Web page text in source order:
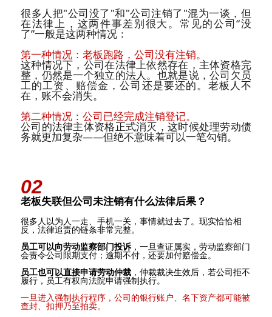
很多人把"公司没了"和"公司注销了"混为一谈，但
在法律上，这两件事差别很大。 常见的公司“没
了”一般是这两种情况：
第一种情况：老板跑路，公司没有注销。
这种情况下，公司在法律上依然存在，主体资格完
整，仍然是一个独立的法人。也就是说，公司欠员
工的工资、赔偿金，公司还是要还的。老板人不
在，账不会消失。
第二种情况：公司已经完成注销登记。
公司的法律主体资格正式消灭，这时候处理劳动债
务就更加复杂——但绝不意味着可以一笔勾销。
02
老板失联但公司未注销有什么法律后果？
很多人以为人一走、手机一关，事情就过去了。现实恰恰相
反，法律追责的链条非常完整。
员工可以向劳动监察部门投诉 ，一旦查证属实，劳动监察部门
会责令公司限期支付；逾期不付，还要加付赔偿金。
员工也可以直接申请劳动仲裁 ，仲裁裁决生效后，若公司拒不
履行，员工有权向法院申请强制执行。
一旦进入强制执行程序，公司的银行账户、名下资产都可能被
查封、扣押乃至拍卖。